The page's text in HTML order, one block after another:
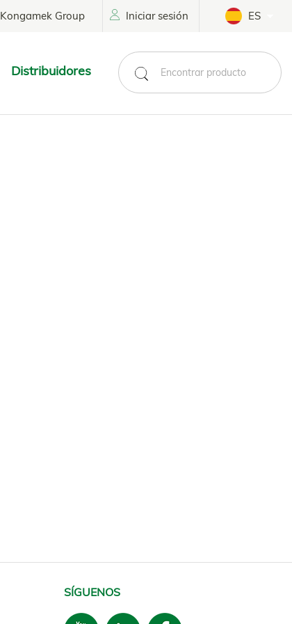
Kongamek Group Iniciar sesión ES
Distribuidores
SÍGUENOS